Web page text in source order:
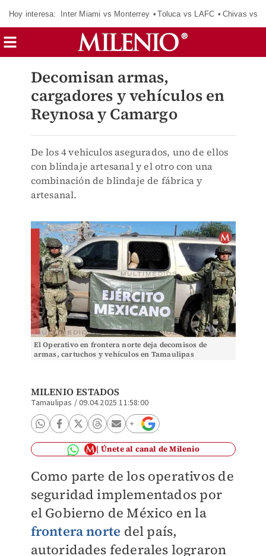
Hoy interesa: Inter Miami vs Monterrey Toluca vs LAFC Chivas vs
Decomisan armas,
cargadores y vehículos en
Reynosa y Camargo
De los 4 vehiculos asegurados, uno de ellos
con blindaje artesanal y el otro con una
combinación de blindaje de fábrica y
artesanal.
El Operativo en frontera norte deja decomisos de
armas, cartuchos y vehículos en Tamaulipas
MILENIO ESTADOS
Tamaulipas /09.04.2025 11:58:00
Únete al canal de Milenio
Como parte de los operativos de
seguridad implementados por
el Gobierno de México en la
frontera norte del país,
autoridades federales lograron